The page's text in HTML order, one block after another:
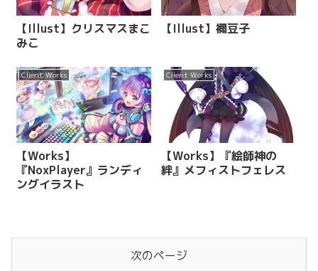
【Illust】クリスマスまこ
みこ
【Illust】禰豆子
Client Works
【Works】
『NoxPlayer』ランディ
ングイラスト
Client Works
【Works】『絵師神の
絆』メフィストフェレス
次のページ